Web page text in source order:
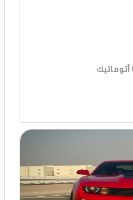
أتوماتيك